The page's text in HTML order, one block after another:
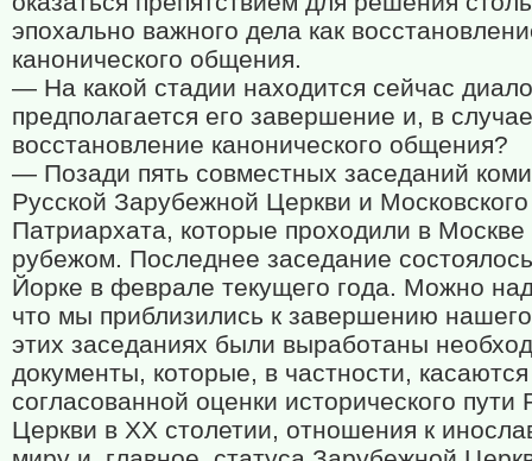
эпохально важного дела как
канонического общения.
— На какой стадии находится сейчас
предполагается его завершение и, в
восстановление канонического общения?
— Позади пять совместных заседаний
Русской Зарубежной Церкви и Московского
Патриархата, которые проходили в Москве
рубежом. Последнее заседание
Йорке в феврале текущего года. Можно
что мы приблизились к завершению
этих заседаниях были выработаны
документы, которые, в частности, касаются
согласованной оценки исторического пути
Церкви в XX столетии, отношения к